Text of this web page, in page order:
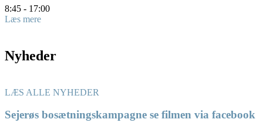
8:45 - 17:00
Læs mere
Nyheder
LÆS ALLE NYHEDER
Sejerøs bosætningskampagne se filmen via facebook